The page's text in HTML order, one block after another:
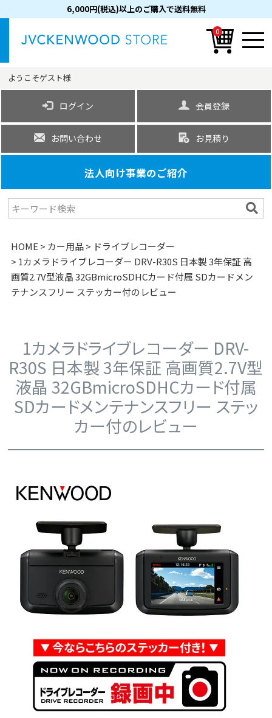
6,000円(税込)以上のご購入で送料無料
0
ようこそゲスト様
ログイン 会員登録
お問い合わせ お見積り
法人向け事業のご紹介
HOME カー用品
ドライブレコーダー
1カメラドライブレコーダー DRV-R30S 日本製 3年保証 高
画質2.7V型液晶 32GBmicroSDHCカード付属 SDカードメン
テナンスフリー ステッカー付のレビュー
1カメラドライブレコーダー DRV-
R30S 日本製 3年保証 高画質2.7V型
液晶 32GBmicroSDHCカード付属
SDカードメンテナンスフリー ステッ
カー付のレビュー